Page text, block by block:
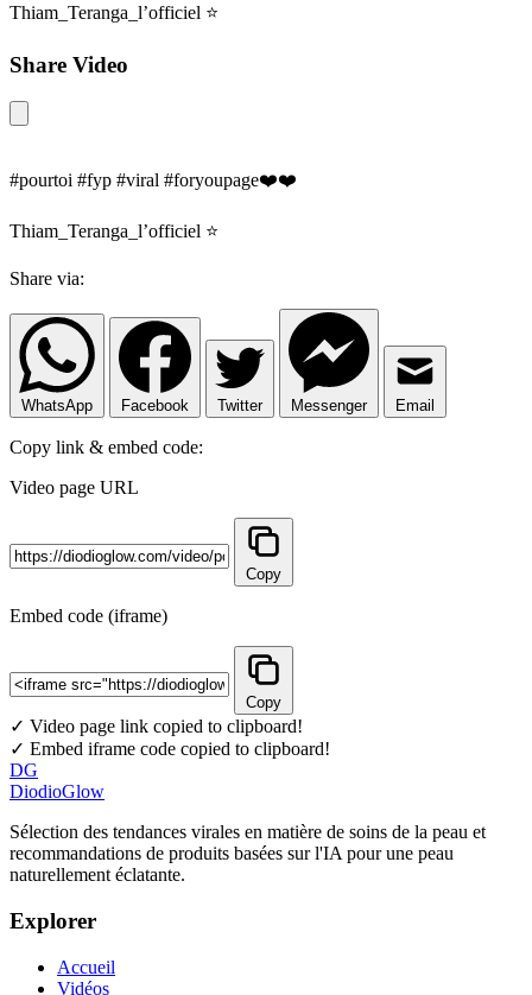
Thiam_Teranga_l’officiel ⭐️
Share Video
#pourtoi #fyp #viral #foryoupage❤️❤️
Thiam_Teranga_l’officiel ⭐️
Share via:
WhatsApp Facebook Twitter Messenger Email
Copy link & embed code:
Video page URL
Copy
Embed code (iframe)
Copy
✓ Video page link copied to clipboard!
✓ Embed iframe code copied to clipboard!
DG
DiodioGlow
Sélection des tendances virales en matière de soins de la peau et
recommandations de produits basées sur l'IA pour une peau
naturellement éclatante.
Explorer
Accueil
Vidéos